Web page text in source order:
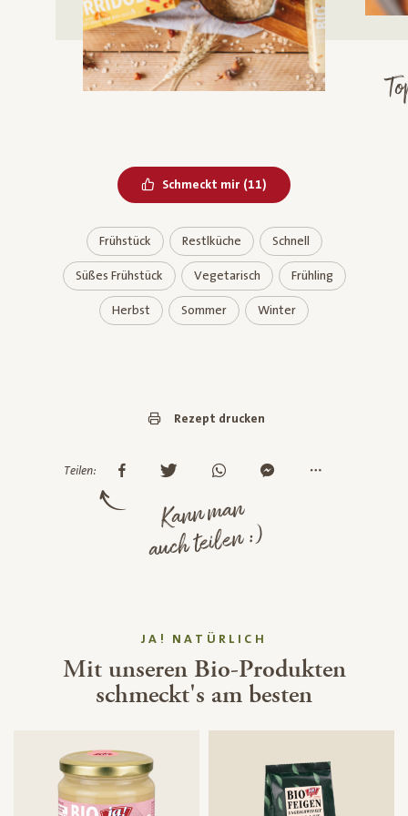
Schmeckt mir Bereits geliked
(11)
Frühstück Restlküche Schnell
Süßes Frühstück Vegetarisch Frühling
Herbst Sommer Winter
Rezept drucken
Teilen:
Kann man
auch teilen :)
JA! NATÜRLICH
Mit unseren Bio-Produkten
schmeckt's am besten